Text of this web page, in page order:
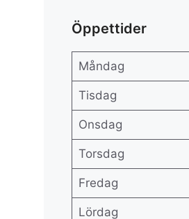
Öppettider
Måndag
Tisdag
Onsdag
Torsdag
Fredag
Lördag